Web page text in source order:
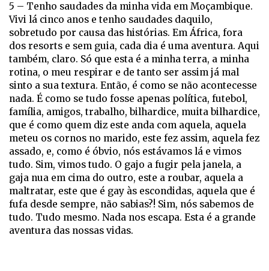
5 – Tenho saudades da minha vida em Moçambique.
Vivi lá cinco anos e tenho saudades daquilo,
sobretudo por causa das histórias. Em África, fora
dos resorts e sem guia, cada dia é uma aventura. Aqui
também, claro. Só que esta é a minha terra, a minha
rotina, o meu respirar e de tanto ser assim já mal
sinto a sua textura. Então, é como se não acontecesse
nada. É como se tudo fosse apenas política, futebol,
família, amigos, trabalho, bilhardice, muita bilhardice,
que é como quem diz este anda com aquela, aquela
meteu os cornos no marido, este fez assim, aquela fez
assado, e, como é óbvio, nós estávamos lá e vimos
tudo. Sim, vimos tudo. O gajo a fugir pela janela, a
gaja nua em cima do outro, este a roubar, aquela a
maltratar, este que é gay às escondidas, aquela que é
fufa desde sempre, não sabias?! Sim, nós sabemos de
tudo. Tudo mesmo. Nada nos escapa. Esta é a grande
aventura das nossas vidas.